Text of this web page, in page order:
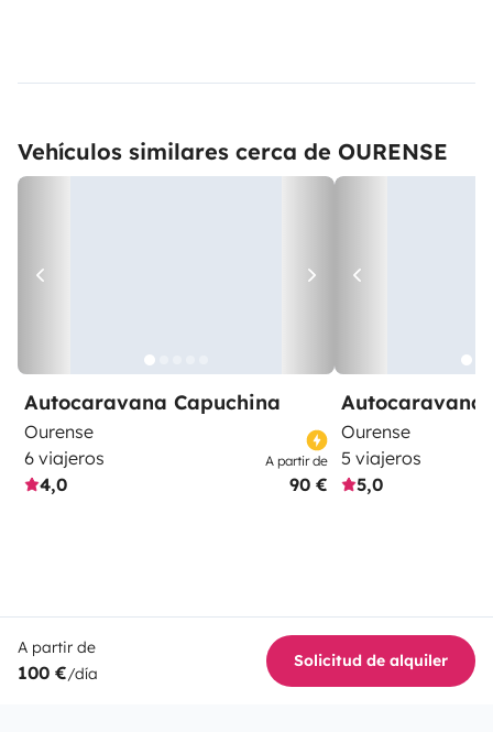
Vehículos similares cerca de OURENSE
Autocaravana Capuchina
Ourense
6 viajeros
4,0
A partir de
90 €
Autocaravana
Ourense
5 viajeros
5,0
A partir de
100 €/día
Solicitud de alquiler